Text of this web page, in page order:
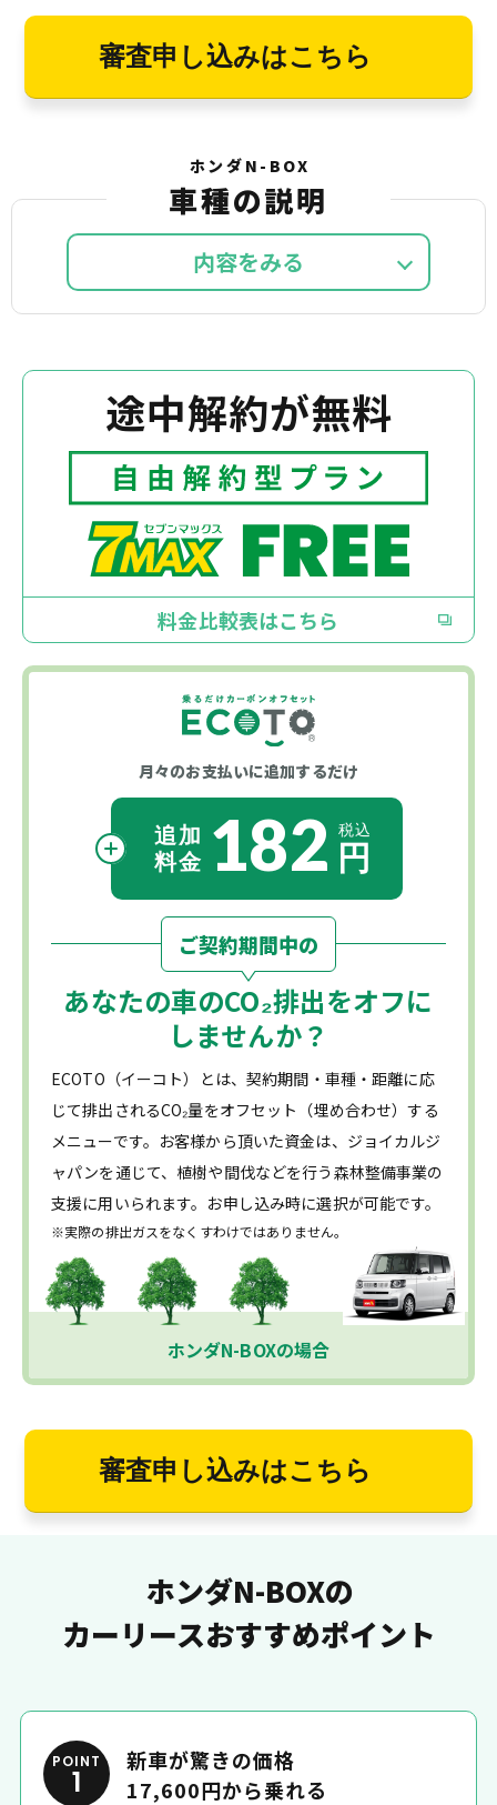
審査申し込みはこちら
ホンダN-BOX
車種の説明
内容を
途中解約が無料
料金比較表はこちら
月々のお支払いに追加するだけ
182
ご契約期間中の
あなたの車のCO₂排出をオフに
しませんか？
ECOTO（イーコト）とは、契約期間・車種・距離に応
じて排出されるCO₂量をオフセット（埋め合わせ）する
メニューです。お客様から頂いた資金は、ジョイカルジ
ャパンを通じて、植樹や間伐などを行う森林整備事業の
支援に用いられます。お申し込み時に選択が可能です。
※実際の排出ガスをなくすわけではありません。
ホンダN-BOXの場合
審査申し込みはこちら
ホンダN-BOXの
カーリースおすすめポイント
POINT
1
新車が驚きの価格
17,600円から乗れる